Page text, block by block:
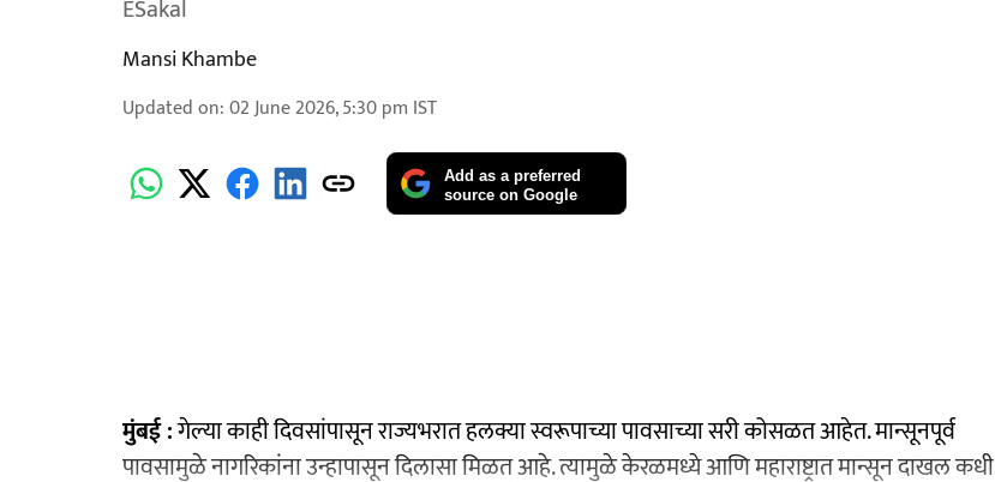
ESakal
Mansi Khambe
Updated on:02 June 2026, 5:30 pm IST
Add as a preferred
source on Google
मुंबई :गेल्या काही दिवसांपासून राज्यभरात हलक्या स्वरूपाच्या पावसाच्या सरी कोसळत आहेत. मान्सूनपूर्व
पावसामुळे नागरिकांना उन्हापासून दिलासा मिळत आहे. त्यामुळे केरळमध्ये आणि महाराष्ट्रात मान्सून दाखल कधी